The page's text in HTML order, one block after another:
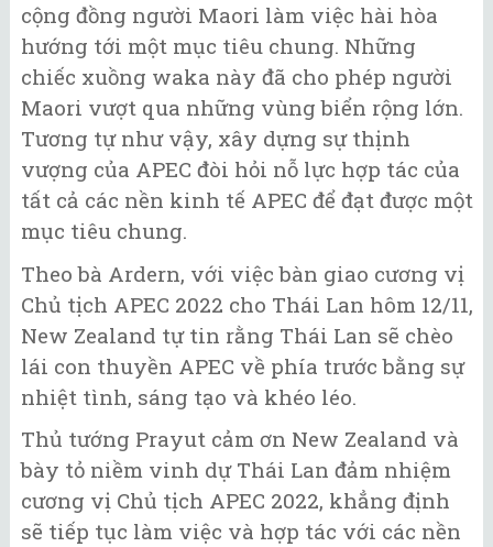
cộng đồng người Maori làm việc hài hòa
hướng tới một mục tiêu chung. Những
chiếc xuồng waka này đã cho phép người
Maori vượt qua những vùng biển rộng lớn.
Tương tự như vậy, xây dựng sự thịnh
vượng của APEC đòi hỏi nỗ lực hợp tác của
tất cả các nền kinh tế APEC để đạt được một
mục tiêu chung.
Theo bà Ardern, với việc bàn giao cương vị
Chủ tịch APEC 2022 cho Thái Lan hôm 12/11,
New Zealand tự tin rằng Thái Lan sẽ chèo
lái con thuyền APEC về phía trước bằng sự
nhiệt tình, sáng tạo và khéo léo.
Thủ tướng Prayut cảm ơn New Zealand và
bày tỏ niềm vinh dự Thái Lan đảm nhiệm
cương vị Chủ tịch APEC 2022, khẳng định
sẽ tiếp tục làm việc và hợp tác với các nền